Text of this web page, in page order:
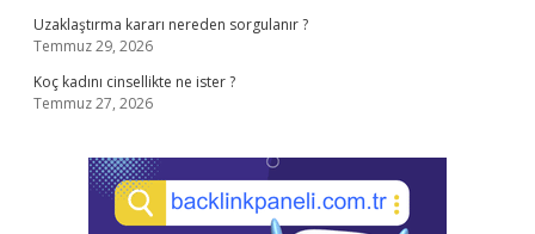
Uzaklaştırma kararı nereden sorgulanır ?
Temmuz 29, 2026
Koç kadını cinsellikte ne ister ?
Temmuz 27, 2026